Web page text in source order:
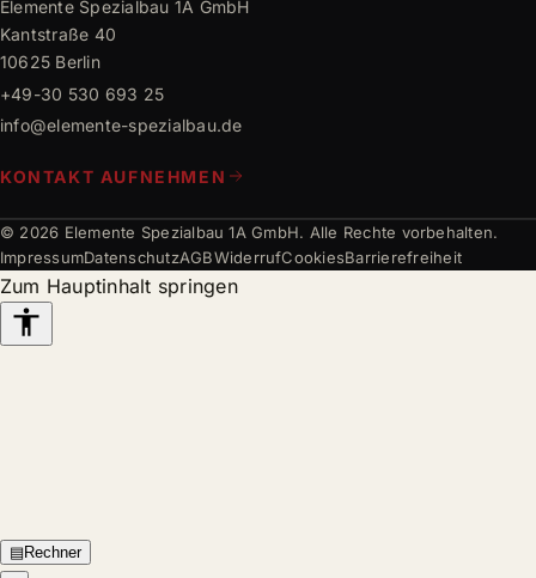
FAQ
Elemente Spezialbau 1A GmbH
Kantstraße 40
10625 Berlin
+49-30 530 693 25
info@elemente-spezialbau.de
KONTAKT AUFNEHMEN
© 2026 Elemente Spezialbau 1A GmbH. Alle Rechte vorbehalten.
ImpressumDatenschutzAGBWiderrufCookiesBarrierefreiheit
Zum Hauptinhalt springen
Barrierefreiheits-
▤Rechner